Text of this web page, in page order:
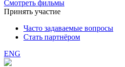
Смотреть фильмы
Принять участие
Часто задаваемые вопросы
Стать партнёром
ENG